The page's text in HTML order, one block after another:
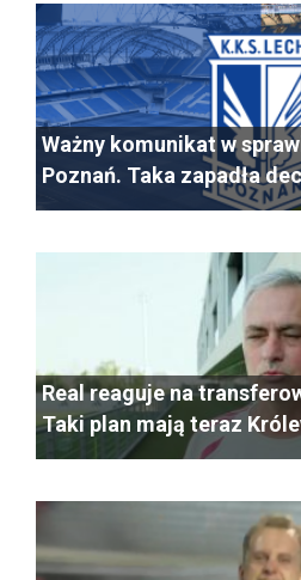
Ważny komunikat w
Poznań. Taka zapadła
Real reaguje na
Taki plan mają teraz